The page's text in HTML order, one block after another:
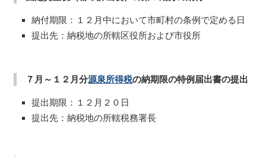
納付期限：１２月中において市町村の条例で定める日
提出先：納税地の所轄区役所および市役所
７月～１２月分源泉所得税の納期限の特例届出書の提出
提出期限：１２月２０日
提出先：納税地の所轄税務署長